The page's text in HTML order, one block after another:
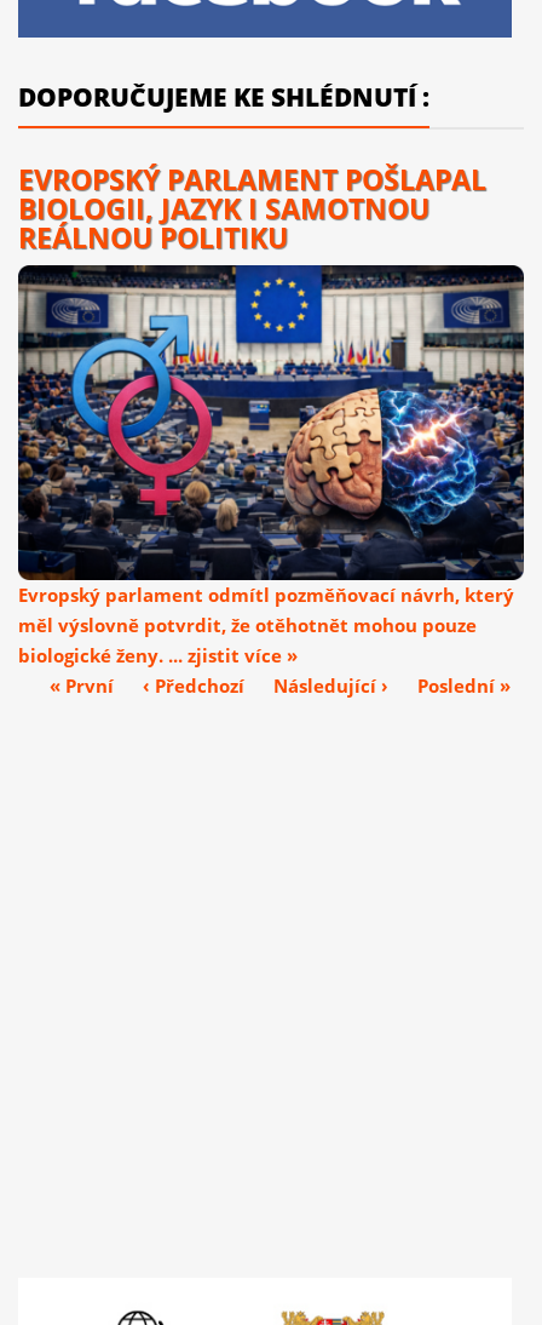
DOPORUČUJEME KE SHLÉDNUTÍ :
EVROPSKÝ PARLAMENT POŠLAPAL
BIOLOGII, JAZYK I SAMOTNOU
REÁLNOU POLITIKU
Evropský parlament odmítl pozměňovací návrh, který
měl výslovně potvrdit, že otěhotnět mohou pouze
biologické ženy. ... zjistit více »
« První
‹ Předchozí Následující › Poslední »